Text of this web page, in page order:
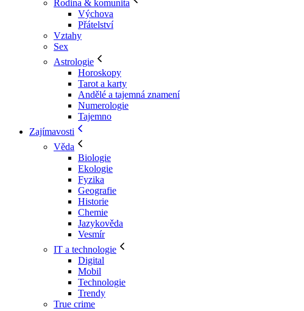
Rodina & komunita
Výchova
Přátelství
Vztahy
Sex
Astrologie
Horoskopy
Tarot a karty
Andělé a tajemná znamení
Numerologie
Tajemno
Zajímavosti
Věda
Biologie
Ekologie
Fyzika
Geografie
Historie
Chemie
Jazykověda
Vesmír
IT a technologie
Digital
Mobil
Technologie
Trendy
True crime